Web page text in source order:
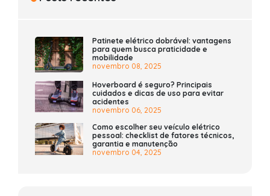
Patinete elétrico dobrável: vantagens
para quem busca praticidade e
mobilidade
novembro 08, 2025
Hoverboard é seguro? Principais
cuidados e dicas de uso para evitar
acidentes
novembro 06, 2025
Como escolher seu veículo elétrico
pessoal: checklist de fatores técnicos,
garantia e manutenção
novembro 04, 2025